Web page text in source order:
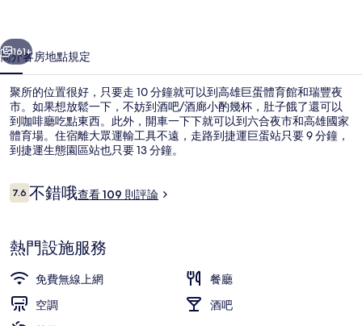
個 下一個
161+
簡介客房地點規定
聚所的位置很好，只要走 10 分鐘就可以到高雄巨蛋體育館和瑞豐夜
市。如果想放鬆一下，不妨到酒吧/酒廊小酌幾杯，肚子餓了還可以
到咖啡廳吃點東西。此外，開車一下下就可以到六合夜市和高雄國家
體育場。住宿離大眾運輸工具不遠，走路到捷運巨蛋站只要 9 分鐘，
到捷運生態園區站也只要 13 分鐘。
評
論
7.67.6 分，滿分 10 分，
不錯哦查看 109 則評論
熱門設施服務
免費無線上網
餐廳
空調
酒吧